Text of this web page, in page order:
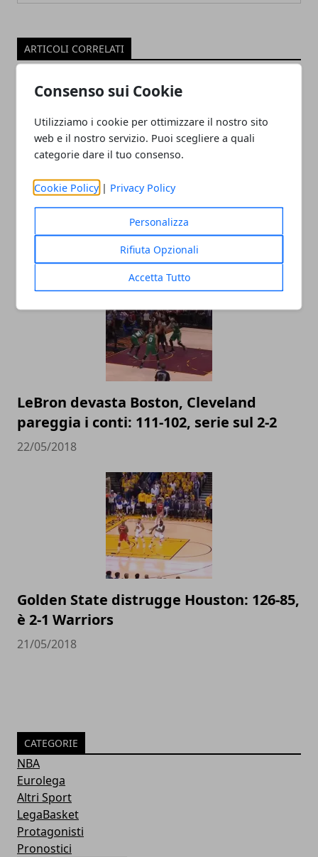
Consenso sui Cookie
Utilizziamo i cookie per ottimizzare il nostro sito
web e il nostro servizio. Puoi scegliere a quali
categorie dare il tuo consenso.
Cookie Policy | Privacy Policy
Personalizza
Rifiuta Opzionali
Accetta Tutto
ARTICOLI CORRELATI
I paperoni della NBA: il vorticoso e
redditizio business di LeBron James
LeBron devasta Boston, Cleveland
pareggia i conti: 111-102, serie sul 2-2
22/05/2018
Golden State distrugge Houston: 126-85,
è 2-1 Warriors
21/05/2018
CATEGORIE
NBA
Eurolega
Altri Sport
LegaBasket
Protagonisti
Pronostici